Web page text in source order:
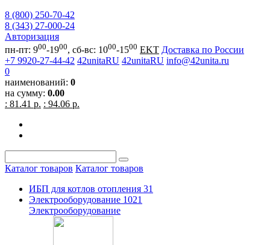
8 (800) 250-70-42
8 (343) 27-000-24
Авторизация
пн-пт: 900-1900, сб-вс: 1000-1500 EKT Доставка по России
+7 9920-27-44-42 42unitaRU 42unitaRU info@42unita.ru
0
наименований: 0
на сумму: 0.00
: 81.41 р. : 94.06 р.
Каталог товаров Каталог товаров
ИБП для котлов отопления 31
Электрооборудование 1021
Электрооборудование